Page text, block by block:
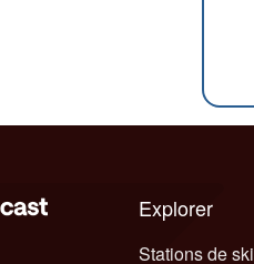
Explorer
Stations de ski